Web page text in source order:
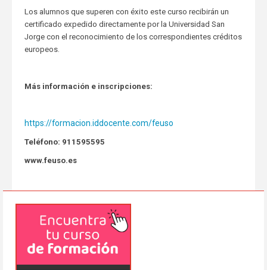
Los alumnos que superen con éxito este curso recibirán un
certificado expedido directamente por la Universidad San
Jorge con el reconocimiento de los correspondientes créditos
europeos.
Más información e inscripciones:
https://formacion.iddocente.com/feuso
Teléfono: 911595595
www.feuso.es